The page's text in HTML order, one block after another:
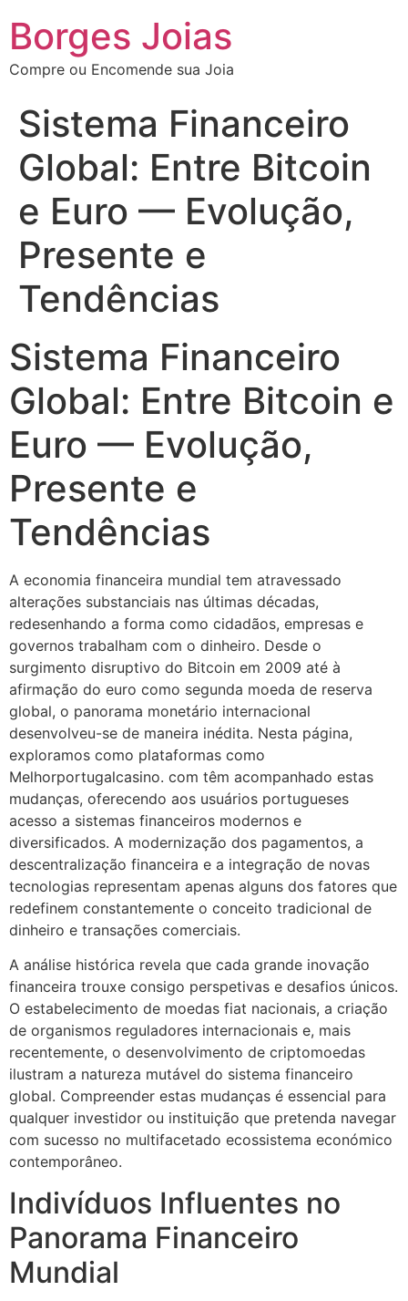
Borges Joias
Compre ou Encomende sua Joia
Sistema Financeiro
Global: Entre Bitcoin
e Euro — Evolução,
Presente e
Tendências
Sistema Financeiro
Global: Entre Bitcoin e
Euro — Evolução,
Presente e
Tendências
A economia financeira mundial tem atravessado
alterações substanciais nas últimas décadas,
redesenhando a forma como cidadãos, empresas e
governos trabalham com o dinheiro. Desde o
surgimento disruptivo do Bitcoin em 2009 até à
afirmação do euro como segunda moeda de reserva
global, o panorama monetário internacional
desenvolveu-se de maneira inédita. Nesta página,
exploramos como plataformas como
Melhorportugalcasino. com têm acompanhado estas
mudanças, oferecendo aos usuários portugueses
acesso a sistemas financeiros modernos e
diversificados. A modernização dos pagamentos, a
descentralização financeira e a integração de novas
tecnologias representam apenas alguns dos fatores que
redefinem constantemente o conceito tradicional de
dinheiro e transações comerciais.
A análise histórica revela que cada grande inovação
financeira trouxe consigo perspetivas e desafios únicos.
O estabelecimento de moedas fiat nacionais, a criação
de organismos reguladores internacionais e, mais
recentemente, o desenvolvimento de criptomoedas
ilustram a natureza mutável do sistema financeiro
global. Compreender estas mudanças é essencial para
qualquer investidor ou instituição que pretenda navegar
com sucesso no multifacetado ecossistema económico
contemporâneo.
Indivíduos Influentes no
Panorama Financeiro
Mundial